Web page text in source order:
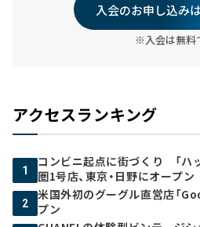
入会のお申し込み
※入会は無料
アクセスランキング
1
コンビニ起点に街づくり 「ハ
圏1号店、東京・日野にオープン
2
米国外初のグーグル直営店「
プン